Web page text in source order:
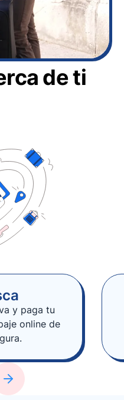
de ti
y paga tu
online de